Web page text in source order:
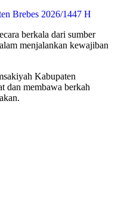
Brebes 2026/1447 H
berkala dari sumber
menjalankan kewajiban
Kabupaten
dan membawa berkah